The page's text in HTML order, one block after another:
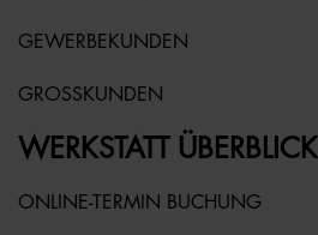
GEWERBEKUNDEN
GROSSKUNDEN
WERKSTATT ÜBERBLICK
ONLINE-TERMIN BUCHUNG